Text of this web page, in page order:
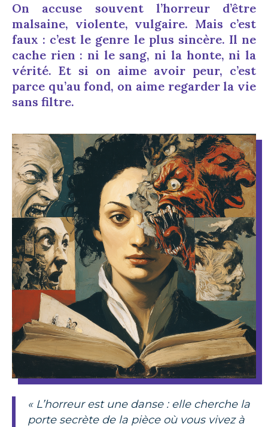
On accuse souvent l’horreur d’être
malsaine, violente, vulgaire. Mais c’est
faux : c’est le genre le plus sincère. Il ne
cache rien : ni le sang, ni la honte, ni la
vérité. Et si on aime avoir peur, c’est
parce qu’au fond, on aime regarder la vie
sans filtre.
« L’horreur est une danse : elle cherche la
porte secrète de la pièce où vous vivez à